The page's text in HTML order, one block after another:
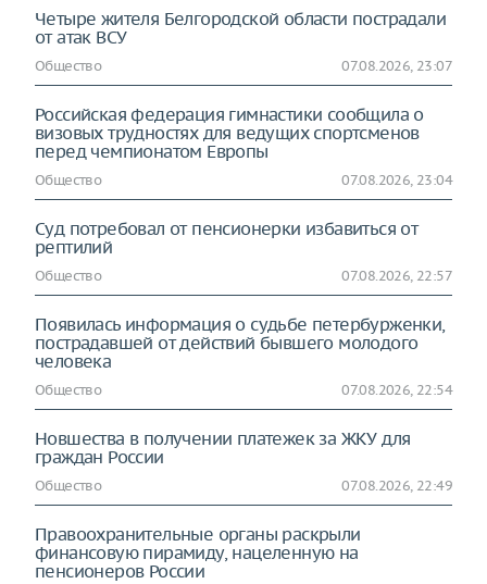
Четыре жителя Белгородской области пострадали
от атак ВСУ
Общество 07.08.2026, 23:07
Российская федерация гимнастики сообщила о
визовых трудностях для ведущих спортсменов
перед чемпионатом Европы
Общество 07.08.2026, 23:04
Суд потребовал от пенсионерки избавиться от
рептилий
Общество 07.08.2026, 22:57
Появилась информация о судьбе петербурженки,
пострадавшей от действий бывшего молодого
человека
Общество 07.08.2026, 22:54
Новшества в получении платежек за ЖКУ для
граждан России
Общество 07.08.2026, 22:49
Правоохранительные органы раскрыли
финансовую пирамиду, нацеленную на
пенсионеров России